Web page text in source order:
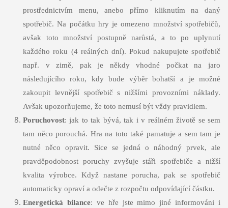
prostřednictvím menu, anebo přímo kliknutím na daný
spotřebič. Na počátku hry je omezeno množství spotřebičů,
avšak toto množství postupně narůstá, a to po uplynutí
každého roku (4 reálných dní). Pokud nakupujete spotřebič
např. v zimě, pak je někdy vhodné počkat na jaro
následujícího roku, kdy bude výběr bohatší a je možné
zakoupit levnější spotřebič s nižšími provozními náklady.
Avšak upozorňujeme, že toto nemusí být vždy pravidlem.
Poruchovost: jak to tak bývá, tak i v reálném životě se sem
tam něco porouchá. Hra na toto také pamatuje a sem tam je
nutné něco opravit. Sice se jedná o náhodný prvek, ale
pravděpodobnost poruchy zvyšuje stáři spotřebiče a nižší
kvalita výrobce. Když nastane porucha, pak se spotřebič
automaticky opraví a odečte z rozpočtu odpovídající částku.
Energetická bilance: ve hře jste mimo jiné informováni i